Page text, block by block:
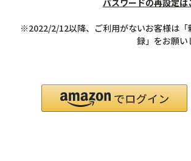
パスワードの再設定は
※2022/2/12以降、ご利用がないお客様は「
録」をお願い